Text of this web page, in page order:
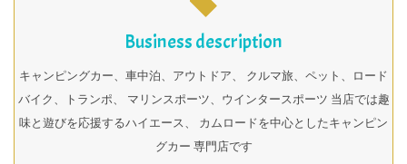
Business description
キャンピングカー、車中泊、アウトドア、 クルマ旅、ペット、ロード
バイク、トランポ、 マリンスポーツ、ウインタースポーツ 当店では趣
味と遊びを応援するハイエース、 カムロードを中心としたキャンピン
グカー 専門店です